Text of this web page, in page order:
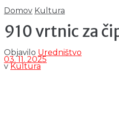
Domov Kultura
910 vrtnic za
Objavilo Uredništvo
03. 11. 2025
v Kultura